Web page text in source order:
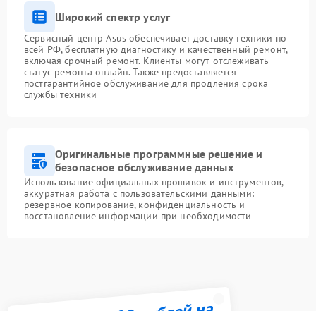
Широкий спектр услуг
Сервисный центр Asus обеспечивает доставку техники по
всей РФ, бесплатную диагностику и качественный ремонт,
включая срочный ремонт. Клиенты могут отслеживать
статус ремонта онлайн. Также предоставляется
постгарантийное обслуживание для продления срока
службы техники
Оригинальные программные решение и
безопасное обслуживание данных
Использование официальных прошивок и инструментов,
аккуратная работа с пользовательскими данными:
резервное копирование, конфиденциальность и
восстановление информации при необходимости